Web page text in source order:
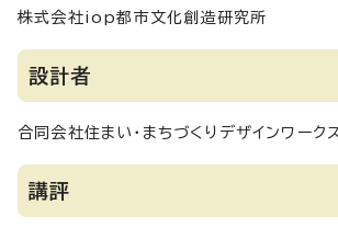
株式会社iop都市文化創造研究所
設計者
合同会社住まい・まちづくりデザインワークス
講評